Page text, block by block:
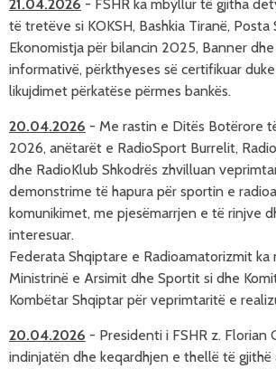
21.04.2026 - FSHR ka mbyllur të gjitha
të tretëve si KOKSH, Bashkia Tiranë, Posta
Ekonomistja për bilancin 2025, Banner
informativë, përkthyeses së certifikuar
likujdimet përkatëse përmes bankës.
20.04.2026 - Me rastin e Ditës Botërore
2026, anëtarët e RadioSport Burrelit,
dhe RadioKlub Shkodrës zhvilluan
demonstrime të hapura për sportin e
komunikimet, me pjesëmarrjen e të rinjve
interesuar.
Federata Shqiptare e Radioamatorizmit ka
Ministrinë e Arsimit dhe Sportit si dhe
Kombëtar Shqiptar për veprimtaritë e
20.04.2026 - Presidenti i FSHR z. Florian
indinjatën dhe keqardhjen e thellë të